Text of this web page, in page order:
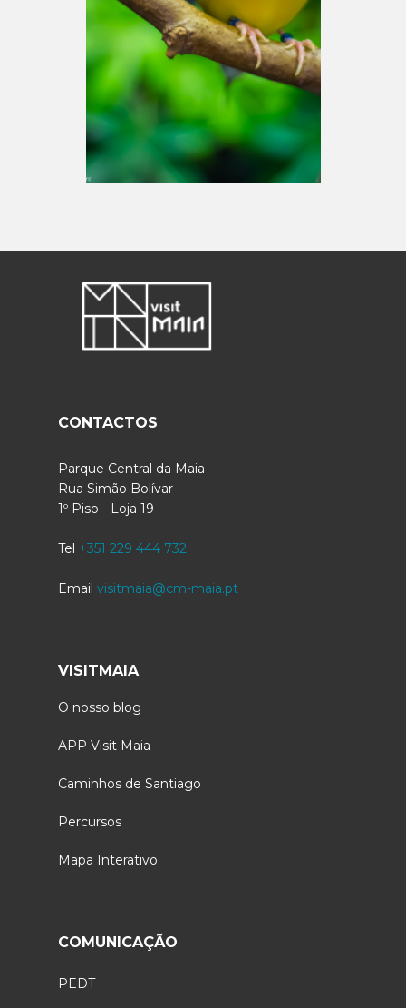
CONTACTOS
Parque Central da Maia
Rua Simão Bolívar
1º Piso - Loja 19
Tel +351 229 444 732
Email visitmaia@cm-maia.pt
VISITMAIA
O nosso blog
APP Visit Maia
Caminhos de Santiago
Percursos
Mapa Interativo
COMUNICAÇÃO
PEDT